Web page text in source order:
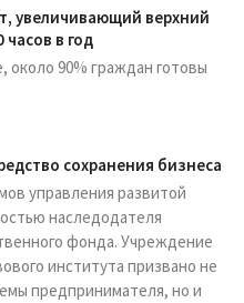
увеличивающий верхний
в год
около 90% граждан готовы
сохранения бизнеса
управления развитой
наследодателя
фонда. Учреждение
института призвано не
предпринимателя, но и